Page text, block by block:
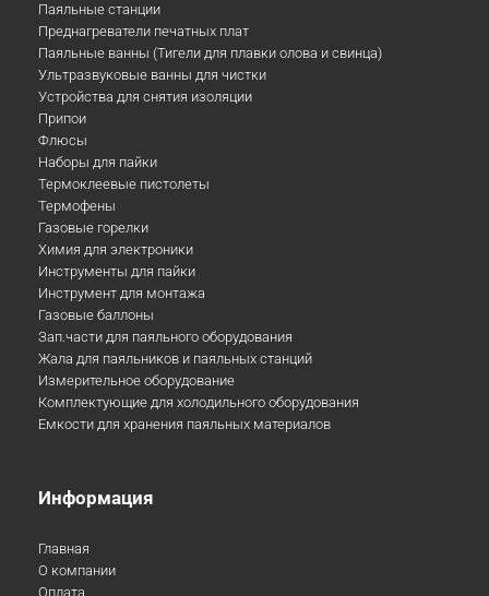
Паяльные станции
Преднагреватели печатных плат
Паяльные ванны (Тигели для плавки олова и свинца)
Ультразвуковые ванны для чистки
Устройства для снятия изоляции
Припои
Флюсы
Наборы для пайки
Термоклеевые пистолеты
Термофены
Газовые горелки
Химия для электроники
Инструменты для пайки
Инструмент для монтажа
Газовые баллоны
Зап.части для паяльного оборудования
Жала для паяльников и паяльных станций
Измерительное оборудование
Комплектующие для холодильного оборудования
Емкости для хранения паяльных материалов
Информация
Главная
О компании
Оплата